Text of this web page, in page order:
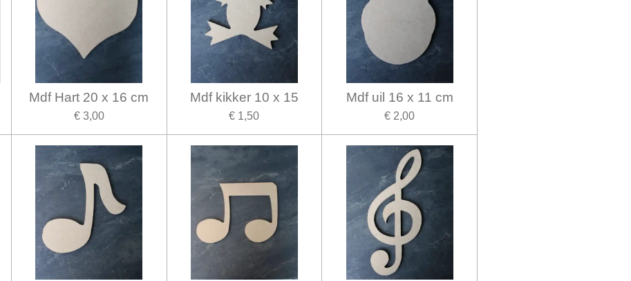
Mdf Hart 20 x 16 cm
€ 3,00
Mdf kikker 10 x 15
€ 1,50
Mdf uil 16 x 11 cm
€ 2,00